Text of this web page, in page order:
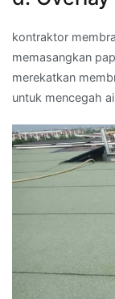
kontraktor
memasangkan
merekatkan
untuk mencegah